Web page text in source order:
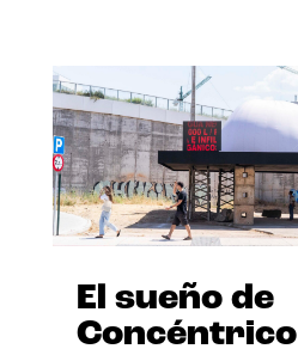
El sueño de
Concéntrico